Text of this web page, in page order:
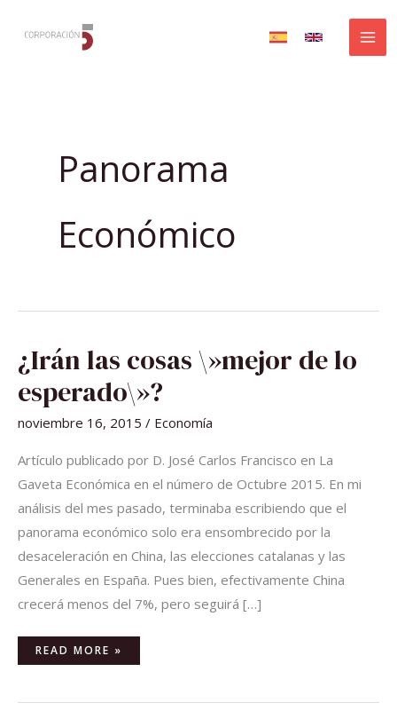
Panorama
Económico
¿Irán las cosas \»mejor de lo
esperado\»?
noviembre 16, 2015 / Economía
Artículo publicado por D. José Carlos Francisco en La
Gaveta Económica en el número de Octubre 2015. En mi
análisis del mes pasado, terminaba escribiendo que el
panorama económico solo era ensombrecido por la
desaceleración en China, las elecciones catalanas y las
Generales en España. Pues bien, efectivamente China
crecerá menos del 7%, pero seguirá […]
¿IRÁN
LAS
COSAS
DE
LO
ESPERADO\»?
READ MORE »